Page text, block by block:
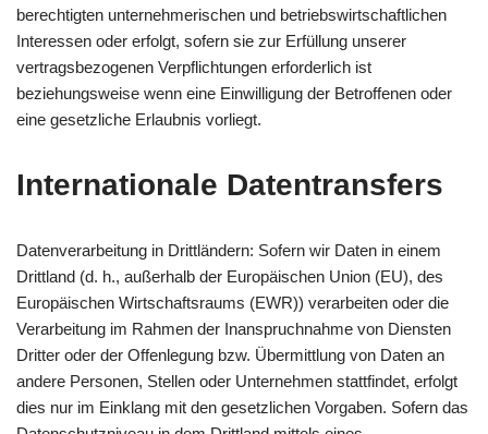
berechtigten unternehmerischen und betriebswirtschaftlichen
Interessen oder erfolgt, sofern sie zur Erfüllung unserer
vertragsbezogenen Verpflichtungen erforderlich ist
beziehungsweise wenn eine Einwilligung der Betroffenen oder
eine gesetzliche Erlaubnis vorliegt.
Internationale Datentransfers
Datenverarbeitung in Drittländern: Sofern wir Daten in einem
Drittland (d. h., außerhalb der Europäischen Union (EU), des
Europäischen Wirtschaftsraums (EWR)) verarbeiten oder die
Verarbeitung im Rahmen der Inanspruchnahme von Diensten
Dritter oder der Offenlegung bzw. Übermittlung von Daten an
andere Personen, Stellen oder Unternehmen stattfindet, erfolgt
dies nur im Einklang mit den gesetzlichen Vorgaben. Sofern das